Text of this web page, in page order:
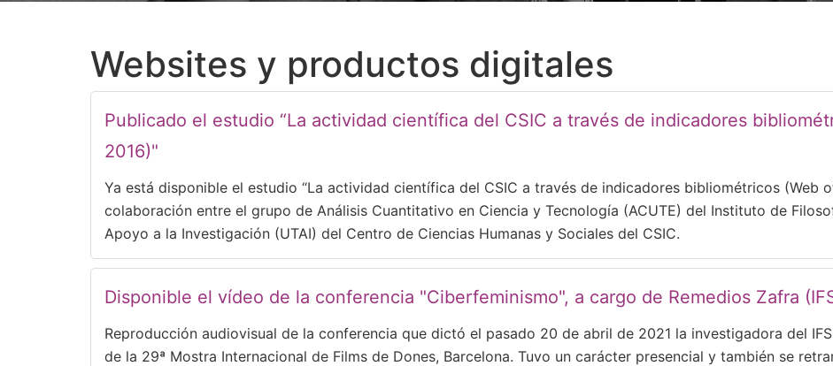
Websites y productos digitales
Publicado el estudio “La actividad científica del CSIC a través de indicadores
2016)"
Ya está disponible el estudio “La actividad científica del CSIC a través de indicadores bibliométricos (Web
colaboración entre el grupo de Análisis Cuantitativo en Ciencia y Tecnología (ACUTE) del Instituto de
Apoyo a la Investigación (UTAI) del Centro de Ciencias Humanas y Sociales del CSIC.
Disponible el vídeo de la conferencia "Ciberfeminismo", a cargo de Remedios Zafra
Reproducción audiovisual de la conferencia que dictó el pasado 20 de abril de 2021 la investigadora del
de la 29ª Mostra Internacional de Films de Dones, Barcelona. Tuvo un carácter presencial y también se